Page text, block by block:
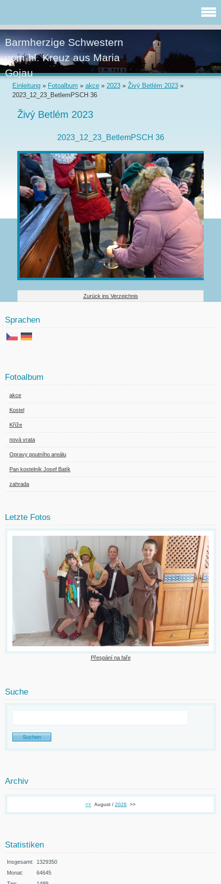
Barmherzige Schwestern
vom hl. Kreuz aus Maria
Gojau
Einleitung » Fotoalbum » akce » 2023 » Živý Betlém 2023 »
2023_12_23_BetlemPSCH 36
Živý Betlém 2023
2023_12_23_BetlemPSCH 36
Zurück ins Verzeichnis
Sprachen
Fotoalbum
akce
Kostel
Kříže
nová vrata
Opravy poutního areálu
Pan kostelník Josef Batík
zahrada
Letzte Fotos
Přespání na faře
Suche
Archiv
<< August / 2026 >>
Statistiken
Insgesamt:
1329350
Monat:
64645